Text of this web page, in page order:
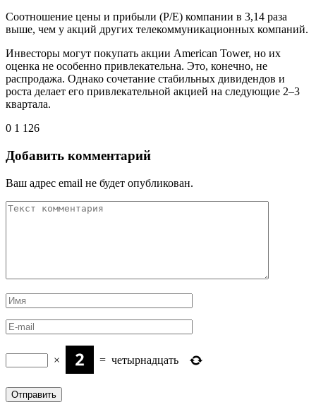
Соотношение цены и прибыли (P/E) компании в 3,14 раза
выше, чем у акций других телекоммуникационных компаний.
Инвесторы могут покупать акции American Tower, но их
оценка не особенно привлекательна. Это, конечно, не
распродажа. Однако сочетание стабильных дивидендов и
роста делает его привлекательной акцией на следующие 2–3
квартала.
0 1 126
Добавить комментарий
Ваш адрес email не будет опубликован.
× = четырнадцать